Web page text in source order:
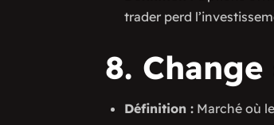
trader perd
8.
Définition : Marché où